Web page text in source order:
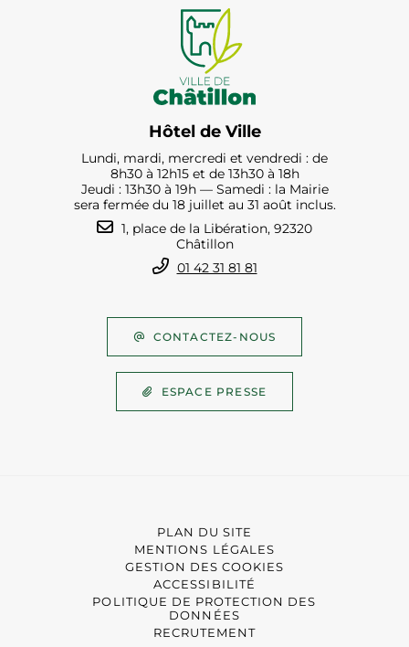
Hôtel de Ville
Lundi, mardi, mercredi et vendredi : de
8h30 à 12h15 et de 13h30 à 18h
Jeudi : 13h30 à 19h — Samedi : la Mairie
sera fermée du 18 juillet au 31 août inclus.
1, place de la Libération, 92320
Châtillon
01 42 31 81 81
CONTACTEZ-NOUS
ESPACE PRESSE
PLAN DU SITE
MENTIONS LÉGALES
GESTION DES COOKIES
ACCESSIBILITÉ
POLITIQUE DE PROTECTION DES
DONNÉES
RECRUTEMENT